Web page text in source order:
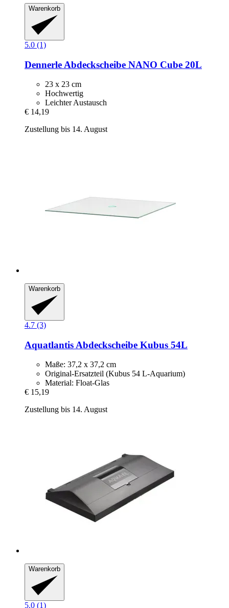
Warenkorb
5.0 (1)
Dennerle Abdeckscheibe NANO Cube 20L
23 x 23 cm
Hochwertig
Leichter Austausch
€ 14,19
Zustellung bis 14. August
Warenkorb
4.7 (3)
Aquatlantis Abdeckscheibe Kubus 54L
Maße: 37,2 x 37,2 cm
Original-Ersatzteil (Kubus 54 L-Aquarium)
Material: Float-Glas
€ 15,19
Zustellung bis 14. August
Warenkorb
5.0 (1)